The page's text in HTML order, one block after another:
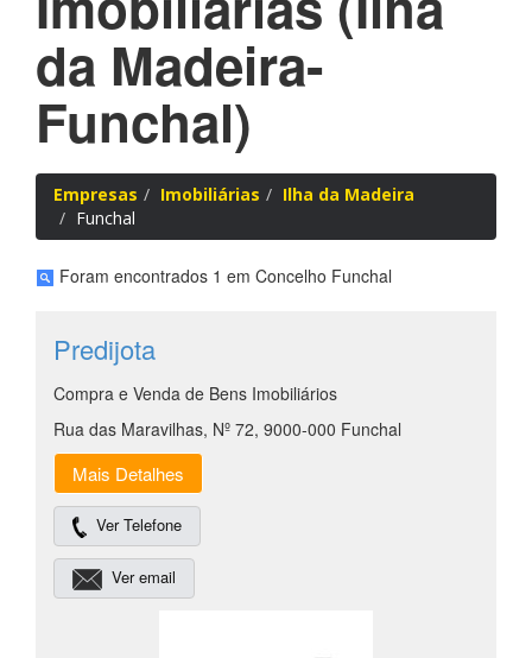
da Madeira-
Funchal)
Empresas Imobiliárias
Ilha da Madeira
Funchal
Foram encontrados 1 em Concelho Funchal
Predijota
Compra e Venda de Bens Imobiliários
Rua das Maravilhas, Nº 72, 9000-000 Funchal
Mais Detalhes
Ver Telefone
Ver email